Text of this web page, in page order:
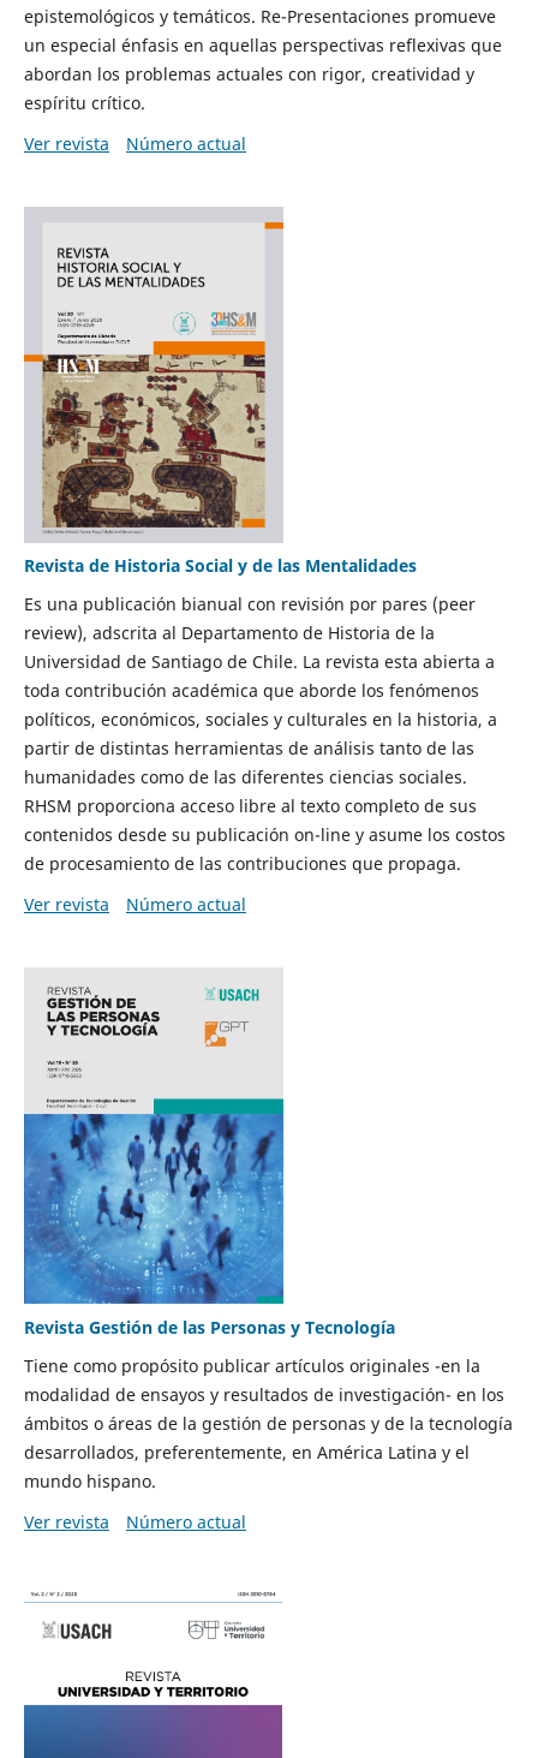
epistemológicos y temáticos. Re-Presentaciones promueve
un especial énfasis en aquellas perspectivas reflexivas que
abordan los problemas actuales con rigor, creatividad y
espíritu crítico.
Ver revista
Número actual
Revista de Historia Social y de las Mentalidades
Es una publicación bianual con revisión por pares (peer
review), adscrita al Departamento de Historia de la
Universidad de Santiago de Chile. La revista esta abierta a
toda contribución académica que aborde los fenómenos
políticos, económicos, sociales y culturales en la historia, a
partir de distintas herramientas de análisis tanto de las
humanidades como de las diferentes ciencias sociales.
RHSM proporciona acceso libre al texto completo de sus
contenidos desde su publicación on-line y asume los costos
de procesamiento de las contribuciones que propaga.
Ver revista
Número actual
Revista Gestión de las Personas y Tecnología
Tiene como propósito publicar artículos originales -en la
modalidad de ensayos y resultados de investigación- en los
ámbitos o áreas de la gestión de personas y de la tecnología
desarrollados, preferentemente, en América Latina y el
mundo hispano.
Ver revista
Número actual